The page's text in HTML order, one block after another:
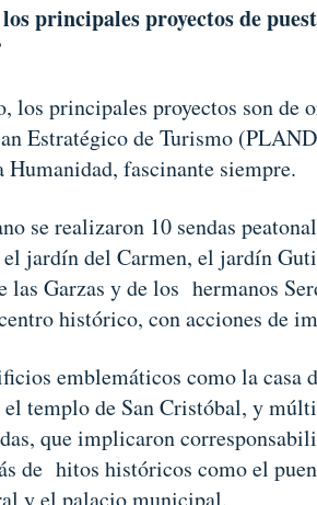
principales proyectos de
los principales proyectos son de
Estratégico de Turismo
fascinante siempre.
se realizaron 10 sendas
jardín del Carmen, el jardín
Garzas y de los hermanos
histórico, con acciones de
emblemáticos como la
templo de San Cristóbal, y
que implicaron
de hitos históricos como el
y el palacio municipal.